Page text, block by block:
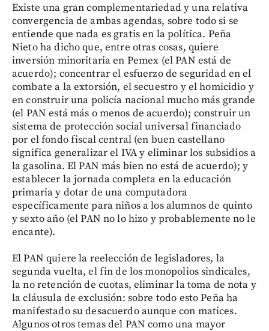
Existe una gran complementariedad y una relativa
convergencia de ambas agendas, sobre todo si se
entiende que nada es gratis en la política. Peña
Nieto ha dicho que, entre otras cosas, quiere
inversión minoritaria en Pemex (el PAN está de
acuerdo); concentrar el esfuerzo de seguridad en el
combate a la extorsión, el secuestro y el homicidio y
en construir una policía nacional mucho más grande
(el PAN está más o menos de acuerdo); construir un
sistema de protección social universal financiado
por el fondo fiscal central (en buen castellano
significa generalizar el IVA y eliminar los subsidios a
la gasolina. El PAN más bien no está de acuerdo); y
establecer la jornada completa en la educación
primaria y dotar de una computadora
específicamente para niños a los alumnos de quinto
y sexto año (el PAN no lo hizo y probablemente no le
encante).
El PAN quiere la reelección de legisladores, la
segunda vuelta, el fin de los monopolios sindicales,
la no retención de cuotas, eliminar la toma de nota y
la cláusula de exclusión: sobre todo esto Peña ha
manifestado su desacuerdo aunque con matices.
Algunos otros temas del PAN como una mayor